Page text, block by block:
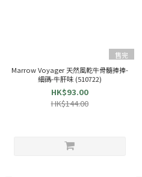
售完
Marrow Voyager 天然風乾牛骨髓捧捧-
細碼-牛肝味 (510722)
HK$93.00
HK$144.00